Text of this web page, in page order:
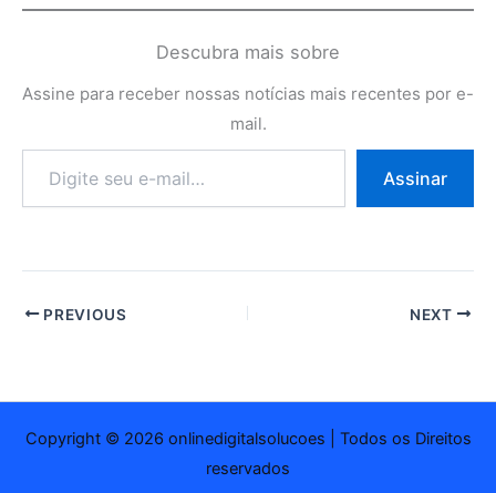
Descubra mais sobre
Assine para receber nossas notícias mais recentes por e-
mail.
e-
Assinar
PREVIOUS NEXT
Copyright © 2026 onlinedigitalsolucoes | Todos os Direitos
reservados